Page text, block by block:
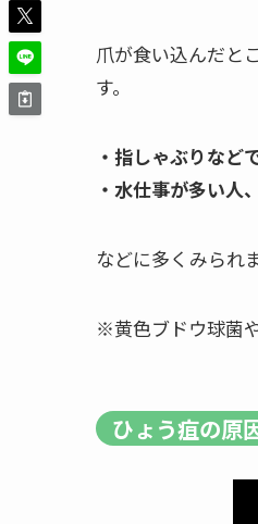
爪が食い込んだと
す。
・指しゃぶりなど
・水仕事が多い人
などに多くみられま
※黄色ブドウ球菌
ひょう疽の原